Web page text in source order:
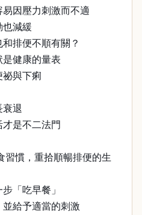
易因壓力刺激而不適
也減緩
和排便不順有關？
是健康的量表
祕與下痢
衰退
才是不二法門
習慣，重拾順暢排便的生
「吃早餐」
並給予適當的刺激